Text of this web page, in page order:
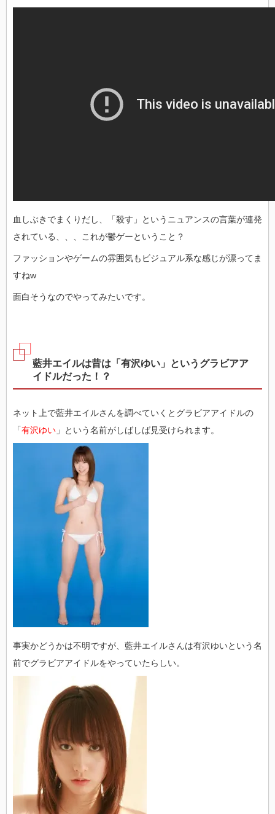
血しぶきでまくりだし、「殺す」というニュアンスの言葉が連発
されている、、、これが鬱ゲーということ？
ファッションやゲームの雰囲気もビジュアル系な感じが漂ってま
すねw
面白そうなのでやってみたいです。
藍井エイルは昔は「有沢ゆい」というグラビアア
イドルだった！？
ネット上で藍井エイルさんを調べていくとグラビアアイドルの
「有沢ゆい 」という名前がしばしば見受けられます。
事実かどうかは不明ですが、藍井エイルさんは有沢ゆいという名
前でグラビアアイドルをやっていたらしい。